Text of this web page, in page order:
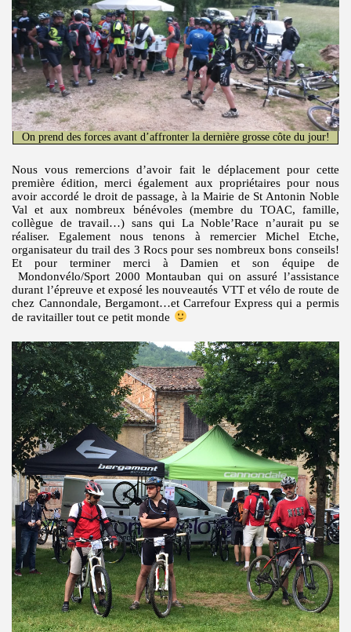
On prend des forces avant d’affronter la dernière grosse côte du jour!
Nous vous remercions d’avoir fait le déplacement pour cette
première édition, merci également aux propriétaires pour nous
avoir accordé le droit de passage, à la Mairie de St Antonin Noble
Val et aux nombreux bénévoles (membre du TOAC, famille,
collègue de travail…) sans qui La Noble’Race n’aurait pu se
réaliser. Egalement nous tenons à remercier Michel Etche,
organisateur du trail des 3 Rocs pour ses nombreux bons conseils!
Et pour terminer merci à Damien et son équipe de
Mondonvélo/Sport 2000 Montauban qui on assuré l’assistance
durant l’épreuve et exposé les nouveautés VTT et vélo de route de
chez Cannondale, Bergamont…et Carrefour Express qui a permis
de ravitailler tout ce petit monde